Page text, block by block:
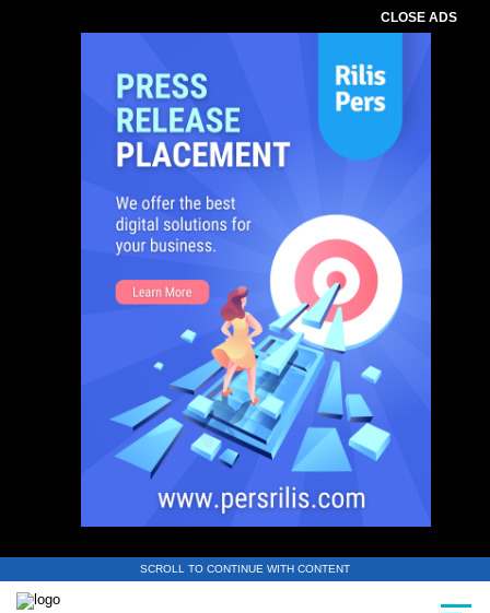
CLOSE ADS
SCROLL TO CONTINUE WITH CONTENT